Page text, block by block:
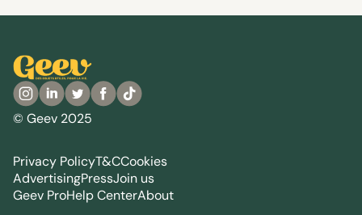
© Geev 2025
Privacy PolicyT&CCookies
AdvertisingPressJoin us
Geev ProHelp CenterAbout